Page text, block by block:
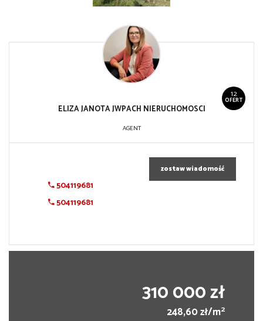
12
OFERT
ELIZA JANOTA JWPACH NIERUCHOMOSCI
AGENT
504119681
504119681
zostaw wiadomość
310 000 zł
248,60 zł/m2